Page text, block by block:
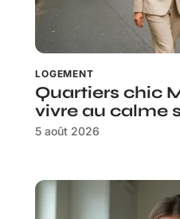
LOGEMENT
Quartiers chic
vivre au calme
5 août 2026